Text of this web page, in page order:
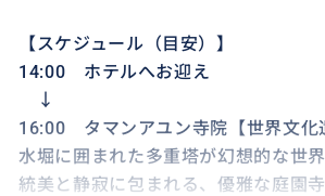
【スケジュール（目安）】
14:00 ホテルへお迎え
↓
16:00 タマンアユン寺院【世界文化
水堀に囲まれた多重塔が幻想的な世
統美と静寂に包まれる、優雅な庭園寺